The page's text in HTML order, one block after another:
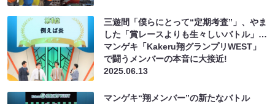
三遊間「僕らにとって“定期考査”」、やま
した「賞レースよりも生々しいバトル」…
マンゲキ「Kakeru翔グランプリWEST」
で闘うメンバーの本音に大接近!
2025.06.13
マンゲキ“翔メンバー”の新たなバトル